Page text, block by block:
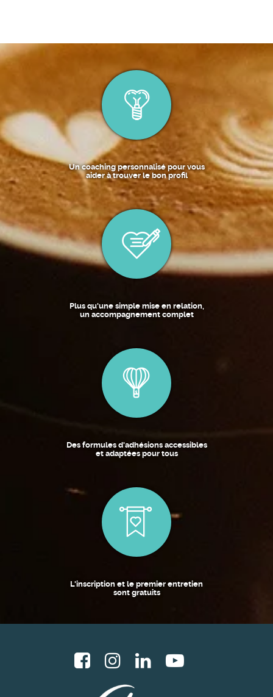
Un coaching personnalisé pour vous
aider à trouver le bon profil
Plus qu'une simple mise en relation,
un accompagnement complet
Des formules d'adhésions accessibles
et adaptées pour tous
L'inscription et le premier entretien
sont gratuits